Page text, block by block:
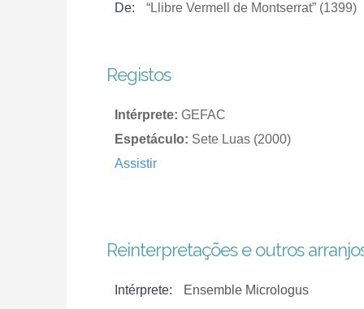
De: “Llibre Vermell de Montserrat” (1399)
Registos
Intérprete: GEFAC
Espetáculo: Sete Luas (2000)
Assistir
Reinterpretações e outros
Intérprete:
Ensemble Micrologus